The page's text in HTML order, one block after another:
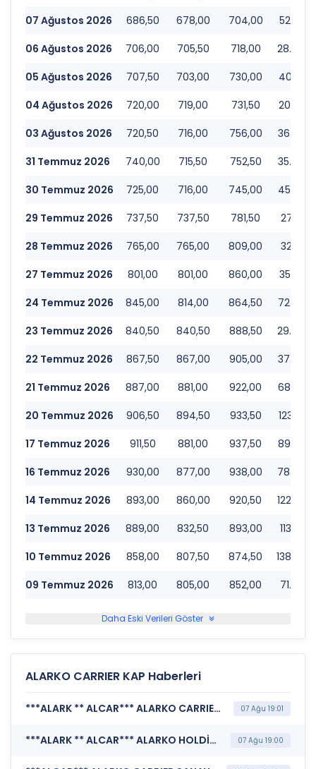
07 Ağustos 2026
686,50 678,00 704,00
06 Ağustos 2026
706,00 705,50 718,00
05 Ağustos 2026
707,50 703,00 730,00
04 Ağustos 2026
720,00 719,00 731,50
03 Ağustos 2026
720,50 716,00 756,00
31 Temmuz 2026
740,00 715,50 752,50
30 Temmuz 2026
725,00 716,00 745,00
29 Temmuz 2026
737,50 737,50 781,50
28 Temmuz 2026
765,00 765,00 809,00
27 Temmuz 2026
801,00 801,00 860,00
24 Temmuz 2026
845,00 814,00 864,50
23 Temmuz 2026
840,50 840,50 888,50
22 Temmuz 2026
867,50 867,00 905,00
21 Temmuz 2026
887,00 881,00 922,00
20 Temmuz 2026
906,50 894,50 933,50
17 Temmuz 2026
911,50 881,00 937,50
16 Temmuz 2026
930,00 877,00 938,00
14 Temmuz 2026
893,00 860,00 920,50
13 Temmuz 2026
889,00 832,50 893,00
10 Temmuz 2026
858,00 807,50 874,50
09 Temmuz 2026
813,00 805,00 852,00
Daha Eski Verileri Göster
ALARKO CARRIER KAP Haberleri
***ALARK ** ALCAR*** ALARKO CARRIER SANAYİ VE TİCARET A.Ş. (Özel Durum Açıklaması (Genel)) 07 Ağu 19:01
***ALARK ** ALCAR*** ALARKO HOLDİNG A.Ş. (Finansal Duran Varlık Edinimi) 07 Ağu 19:00